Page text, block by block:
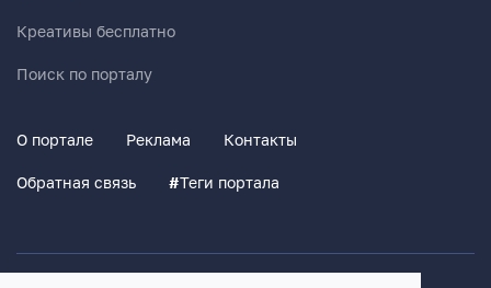
Креативы бесплатно
Поиск по порталу
О портале Реклама Контакты
Обратная связь #Теги портала